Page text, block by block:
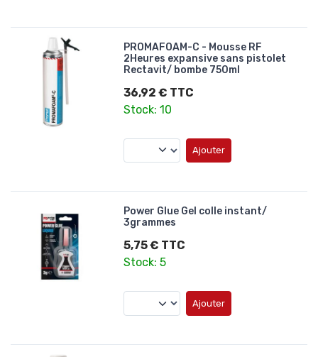
PROMAFOAM-C - Mousse RF
2Heures expansive sans pistolet
Rectavit/ bombe 750ml
36,92 € TTC
Stock: 10
Ajouter
Power Glue Gel colle instant/
3grammes
5,75 € TTC
Stock: 5
Ajouter